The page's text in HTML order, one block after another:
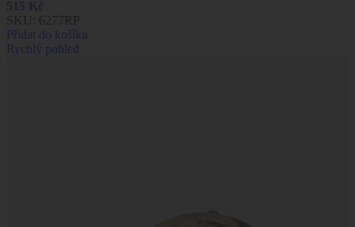
SKU: 6277RP
Přidat do košíku
Rychlý pohled